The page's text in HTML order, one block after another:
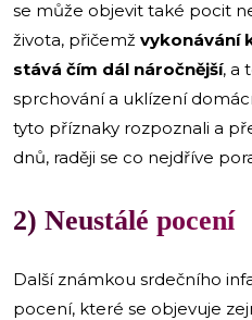
se může objevit také pocit
života, přičemž vykonávání
stává čím dál náročnější, a
sprchování a uklízení
tyto příznaky rozpoznali a
dnů, raději se co nejdříve
2) Neustálé pocení
Další známkou srdečního
pocení, které se objevuje